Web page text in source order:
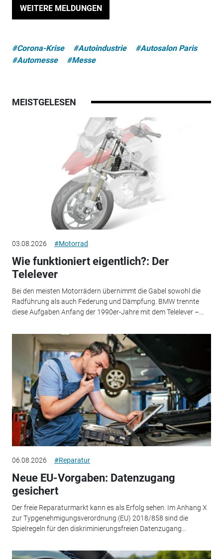
WEITERE MELDUNGEN
#Corona-Krise #Autoindustrie
#Autosalon Paris
#Automesse
#Messe
MEISTGELESEN
03.08.2026 #Motorrad
Wie funktioniert eigentlich?: Der
Telelever
Bei den meisten Motorrädern übernimmt die Gabel sowohl die
Radführung als auch Federung und Dämpfung. BMW trennte
diese Aufgaben Anfang der 1990er-Jahre mit dem Telelever –...
06.08.2026 #Reparatur
Neue EU-Vorgaben: Datenzugang
gesichert
Der freie Reparaturmarkt kann es als Erfolg sehen: Im Anhang X
zur Typgenehmigungsverordnung (EU) 2018/858 sind die
Spielregeln für den diskriminierungsfreien Datenzugang...